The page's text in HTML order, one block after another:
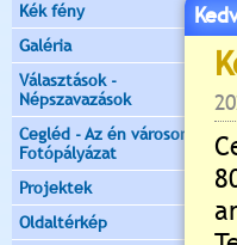
Kék fény
Galéria
Választások -
Népszavazások
Cegléd - Az én városom -
Fotópályázat
Projektek
Oldaltérkép